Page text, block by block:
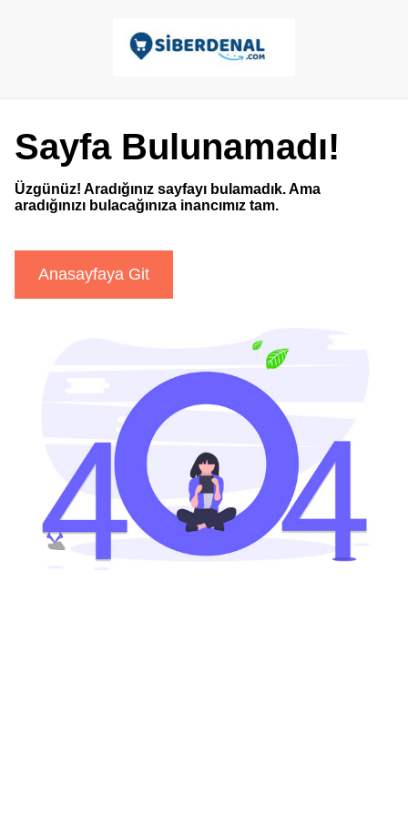
Sayfa Bulunamadı!
Üzgünüz! Aradığınız sayfayı bulamadık. Ama
aradığınızı bulacağınıza inancımız tam.
Anasayfaya Git